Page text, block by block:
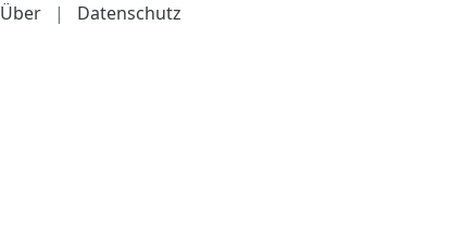
Über | Datenschutz